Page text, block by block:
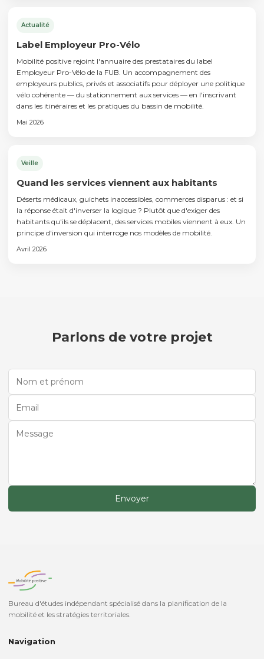
Actualité
Label Employeur Pro-Vélo
Mobilité positive rejoint l'annuaire des prestataires du label
Employeur Pro-Vélo de la FUB. Un accompagnement des
employeurs publics, privés et associatifs pour déployer une politique
vélo cohérente — du stationnement aux services — en l'inscrivant
dans les itinéraires et les pratiques du bassin de mobilité.
Mai 2026
Veille
Quand les services viennent aux habitants
Déserts médicaux, guichets inaccessibles, commerces disparus : et si
la réponse était d'inverser la logique ? Plutôt que d'exiger des
habitants qu'ils se déplacent, des services mobiles viennent à eux. Un
principe d'inversion qui interroge nos modèles de mobilité.
Avril 2026
Parlons de votre projet
Envoyer
Bureau d'études indépendant spécialisé dans la planification de la
mobilité et les stratégies territoriales.
Navigation